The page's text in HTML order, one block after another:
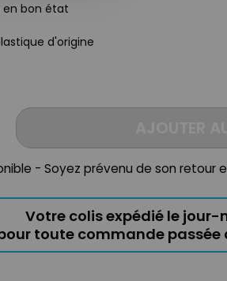
en bon état
d'origine
- Soyez prévenu de son retour
Votre colis expédié le jour-
toute commande passée